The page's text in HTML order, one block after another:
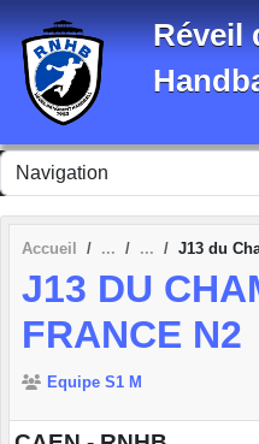
Réveil
Accueil J13 du
J13 DU
FRANCE N2
Equipe S1 M